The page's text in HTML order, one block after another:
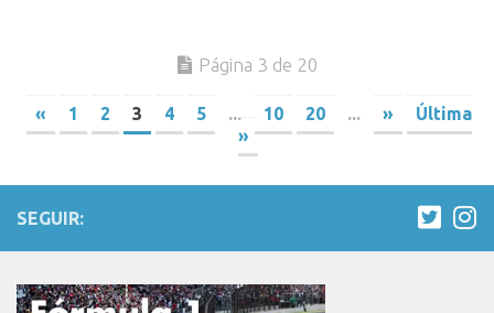
Página 3 de 20
« 1 2 3 4 5 ... 10 20 ... »
Última
»
SEGUIR: